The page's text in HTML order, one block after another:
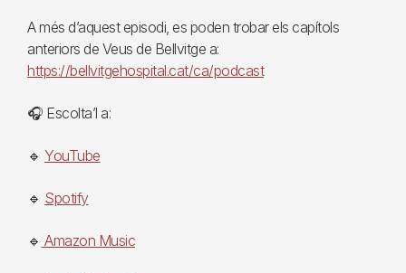
A més d’aquest episodi, es poden trobar els capítols
anteriors de Veus de Bellvitge a:
https://bellvitgehospital.cat/ca/podcast
🎧 Escolta’l a:
🔹 YouTube
🔹 Spotify
🔹 Amazon Music